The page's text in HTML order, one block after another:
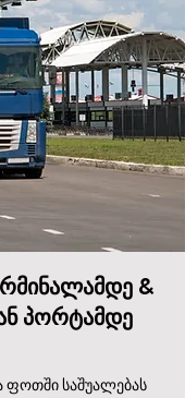
&
პორტამდე
ფოთში საშუალებას